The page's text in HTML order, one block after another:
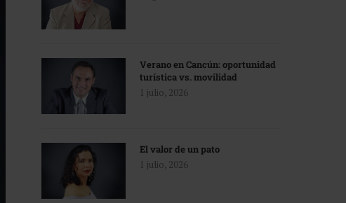
Verano en Cancún: oportunidad
turística vs. movilidad
1 julio, 2026
El valor de un pato
1 julio, 2026